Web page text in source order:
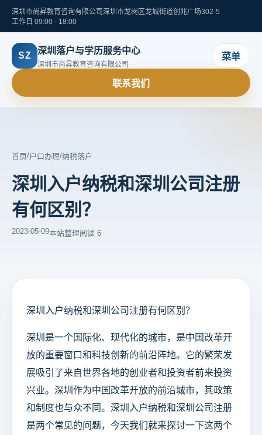
深圳市尚昇教育咨询有限公司 深圳市龙岗区龙城街道创兆广场302-5
工作日 09:00 - 18:00
SZ 深圳落户与学历服务中心
深圳市尚昇教育咨询有限公司
菜单
联系我们
首页/户口办理/纳税落户
深圳入户纳税和深圳公司注册
有何区别？
2023-05-09本站整理阅读 6
深圳入户纳税和深圳公司注册有何区别？
深圳是一个国际化、现代化的城市，是中国改革开
放的重要窗口和科技创新的前沿阵地。它的繁荣发
展吸引了来自世界各地的创业者和投资者前来投资
兴业。深圳作为中国改革开放的前沿城市，其政策
和制度也与众不同。深圳入户纳税和深圳公司注册
是两个常见的问题，今天我们就来探讨一下这两个